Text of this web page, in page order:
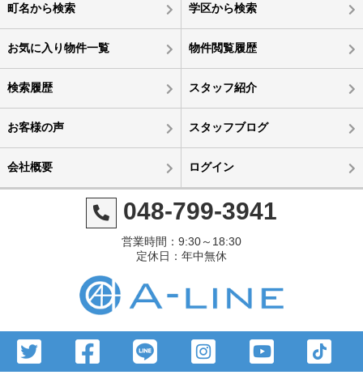
町名から検索 学区から検索
お気に入り物件一覧 物件閲覧履歴
検索履歴 スタッフ紹介
お客様の声 スタッフブログ
会社概要 ログイン
048-799-3941
営業時間：9:30～18:30
定休日：年中無休